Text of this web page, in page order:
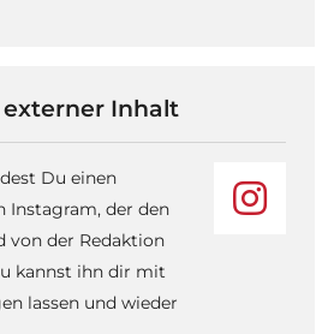
Inhalt
Du einen
Instagram, der den
von der Redaktion
kannst ihn dir mit
lassen und wieder